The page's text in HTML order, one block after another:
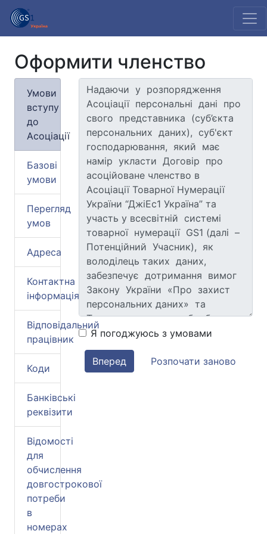
Оформити членство
Умови
вступу
до
Асоціації
Базові
умови
Перегляд
умов
Адреса
Контактна
інформація
Відповідальний
працівник
Коди
Банківські
реквізити
Відомості
для
обчислення
довгострокової
потреби
в
номерах
Я погоджуюсь з умовами
вперед розпочати заново